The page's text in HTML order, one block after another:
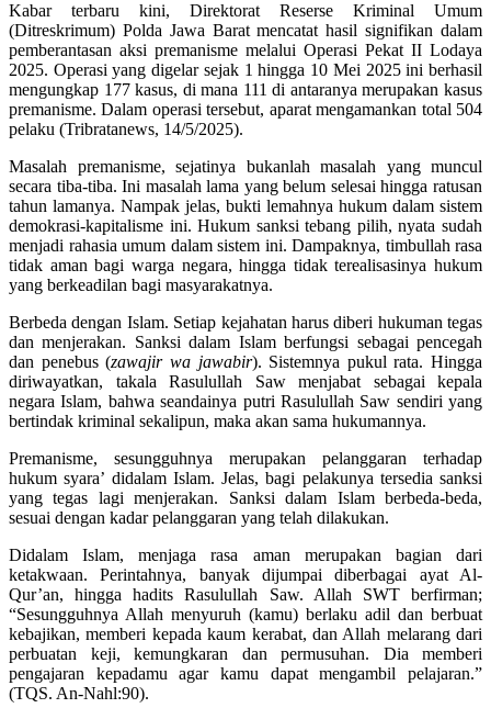
Kabar terbaru kini, Direktorat Reserse Kriminal Umum
(Ditreskrimum) Polda Jawa Barat mencatat hasil signifikan dalam
pemberantasan aksi premanisme melalui Operasi Pekat II Lodaya
2025. Operasi yang digelar sejak 1 hingga 10 Mei 2025 ini berhasil
mengungkap 177 kasus, di mana 111 di antaranya merupakan kasus
premanisme. Dalam operasi tersebut, aparat mengamankan total 504
pelaku (Tribratanews, 14/5/2025).
Masalah premanisme, sejatinya bukanlah masalah yang muncul
secara tiba-tiba. Ini masalah lama yang belum selesai hingga ratusan
tahun lamanya. Nampak jelas, bukti lemahnya hukum dalam sistem
demokrasi-kapitalisme ini. Hukum sanksi tebang pilih, nyata sudah
menjadi rahasia umum dalam sistem ini. Dampaknya, timbullah rasa
tidak aman bagi warga negara, hingga tidak terealisasinya hukum
yang berkeadilan bagi masyarakatnya.
Berbeda dengan Islam. Setiap kejahatan harus diberi hukuman tegas
dan menjerakan. Sanksi dalam Islam berfungsi sebagai pencegah
dan penebus (zawajir wa jawabir). Sistemnya pukul rata. Hingga
diriwayatkan, takala Rasulullah Saw menjabat sebagai kepala
negara Islam, bahwa seandainya putri Rasulullah Saw sendiri yang
bertindak kriminal sekalipun, maka akan sama hukumannya.
Premanisme, sesungguhnya merupakan pelanggaran terhadap
hukum syara’ didalam Islam. Jelas, bagi pelakunya tersedia sanksi
yang tegas lagi menjerakan. Sanksi dalam Islam berbeda-beda,
sesuai dengan kadar pelanggaran yang telah dilakukan.
Didalam Islam, menjaga rasa aman merupakan bagian dari
ketakwaan. Perintahnya, banyak dijumpai diberbagai ayat Al-
Qur’an, hingga hadits Rasulullah Saw. Allah SWT berfirman;
“Sesungguhnya Allah menyuruh (kamu) berlaku adil dan berbuat
kebajikan, memberi kepada kaum kerabat, dan Allah melarang dari
perbuatan keji, kemungkaran dan permusuhan. Dia memberi
pengajaran kepadamu agar kamu dapat mengambil pelajaran.”
(TQS. An-Nahl:90).